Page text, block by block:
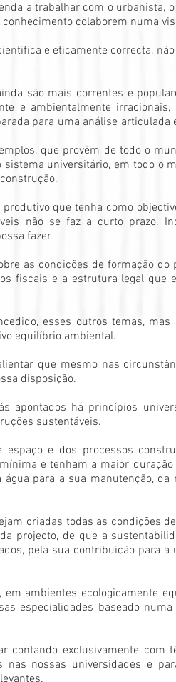
a trabalhar com o
colaborem numa
e eticamente correcta,
são mais correntes e
e ambientalmente
para uma análise
que provêm de todo o
universitário, em todo o
que tenha como
não se faz a curto prazo.
fazer.
as condições de formação
fiscais e a estrutura legal que
esses outros temas,
equilíbrio ambiental.
que mesmo nas
disposição.
apontados há princípios
sustentáveis.
espaço e dos processos
e tenham a maior
para a sua manutenção,
criadas todas as condições
projecto, de que a
pela sua contribuição para
ambientes ecologicamente
especialidades baseado
contando exclusivamente
nossas universidades e